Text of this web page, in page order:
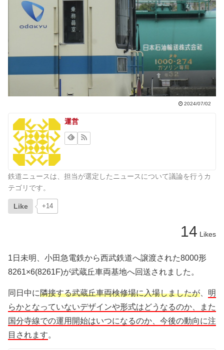
2024/07/02
運営
鉄道ニュースは、担当が選定したニュースについて議論を行うカ
テゴリです。
Like +14
14 Likes
1日未明、小田急電鉄から西武鉄道へ譲渡された8000形
8261×6(8261F)が武蔵丘車両基地へ回送されました。
同日中に隣接する武蔵丘車両検修場に入場しましたが
明
らかとなっていないデザインや形式はどうなるのか、また
国分寺線での運用開始はいつになるのか、今後の動向に注
目されます。